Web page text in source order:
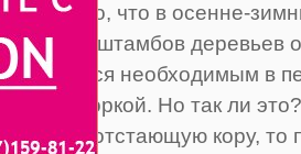
известно, что в осенне-
очистку штамбов деревьев
считается необходимым в
плодожоркой. Но так ли
старую отстающую кору, то